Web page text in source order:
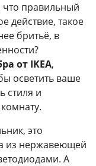
правильный
действие, такое
бритьё, в
от IKEA,
осветить ваше
стиля и
это
из нержавеющей
А